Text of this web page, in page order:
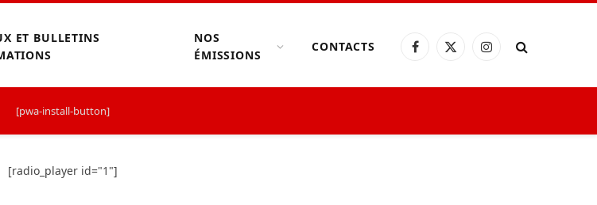
ET BULLETINS
NOS
ÉMISSIONS
CONTACTS Facebook
X
Instagram
[pwa-install-button]
[radio_player id="1"]